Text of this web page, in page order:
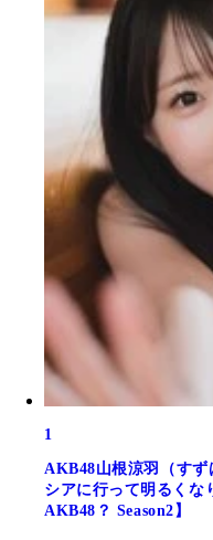
1
AKB48山根涼羽（す
シアに行って明るくな
AKB48？ Season2】